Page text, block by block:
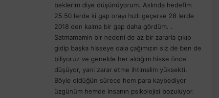
beklerim diye düşünüyorum. Aslında hedefim
25.50 lerde ki gap orayı hızlı geçerse 28 lerde
2018 den kalma bir gap daha gördüm. .
Satmamamin bir nedeni de az bir zararla çıkıp
gidip başka hisseye dala çağımızın siz de ben de
biliyoruz ve genelde her aldığım hisse önce
düşüyor, yani zarar etme ihtimalim yüksekti.
Böyle oldüğün sürece hem para kaybediyor
üzgünüm hemde insanın psikolojisi bozuluyor.